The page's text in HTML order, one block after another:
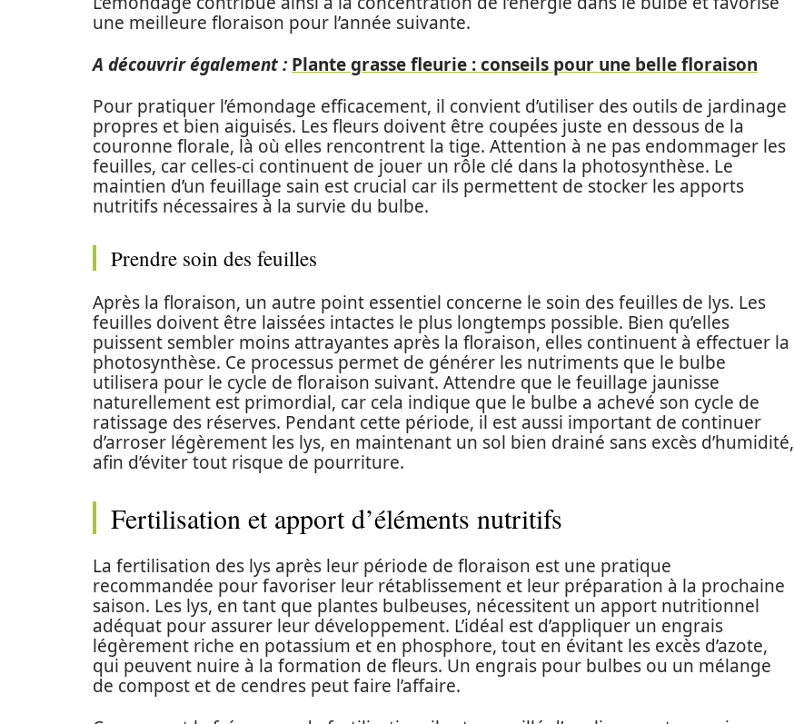
une meilleure floraison pour l’année suivante.
A découvrir également : Plante grasse fleurie : conseils pour une belle floraison
Pour pratiquer l’émondage efficacement, il convient d’utiliser des outils de jardinage
propres et bien aiguisés. Les fleurs doivent être coupées juste en dessous de la
couronne florale, là où elles rencontrent la tige. Attention à ne pas endommager les
feuilles, car celles-ci continuent de jouer un rôle clé dans la photosynthèse. Le
maintien d’un feuillage sain est crucial car ils permettent de stocker les apports
nutritifs nécessaires à la survie du bulbe.
Prendre soin des feuilles
Après la floraison, un autre point essentiel concerne le soin des feuilles de lys. Les
feuilles doivent être laissées intactes le plus longtemps possible. Bien qu’elles
puissent sembler moins attrayantes après la floraison, elles continuent à effectuer la
photosynthèse. Ce processus permet de générer les nutriments que le bulbe
utilisera pour le cycle de floraison suivant. Attendre que le feuillage jaunisse
naturellement est primordial, car cela indique que le bulbe a achevé son cycle de
ratissage des réserves. Pendant cette période, il est aussi important de continuer
d’arroser légèrement les lys, en maintenant un sol bien drainé sans excès d’humidité,
afin d’éviter tout risque de pourriture.
Fertilisation et apport d’éléments nutritifs
La fertilisation des lys après leur période de floraison est une pratique
recommandée pour favoriser leur rétablissement et leur préparation à la prochaine
saison. Les lys, en tant que plantes bulbeuses, nécessitent un apport nutritionnel
adéquat pour assurer leur développement. L’idéal est d’appliquer un engrais
légèrement riche en potassium et en phosphore, tout en évitant les excès d’azote,
qui peuvent nuire à la formation de fleurs. Un engrais pour bulbes ou un mélange
de compost et de cendres peut faire l’affaire.